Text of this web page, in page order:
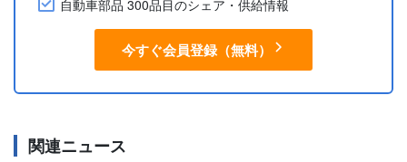
自動車部品 300品目のシェア・供給情報
今すぐ会員登録（無料）
関連ニュース